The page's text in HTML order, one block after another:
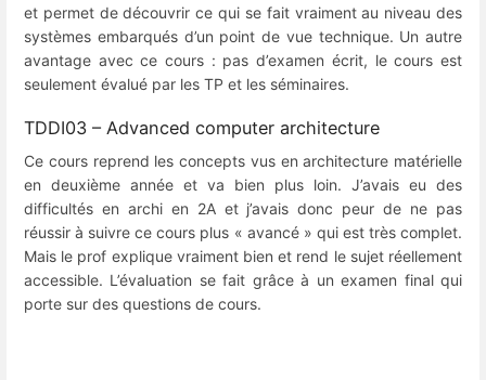
et permet de découvrir ce qui se fait vraiment au niveau des
systèmes embarqués d’un point de vue technique. Un autre
avantage avec ce cours : pas d’examen écrit, le cours est
seulement évalué par les TP et les séminaires.
TDDI03 – Advanced computer architecture
Ce cours reprend les concepts vus en architecture matérielle
en deuxième année et va bien plus loin. J’avais eu des
difficultés en archi en 2A et j’avais donc peur de ne pas
réussir à suivre ce cours plus « avancé » qui est très complet.
Mais le prof explique vraiment bien et rend le sujet réellement
accessible. L’évaluation se fait grâce à un examen final qui
porte sur des questions de cours.